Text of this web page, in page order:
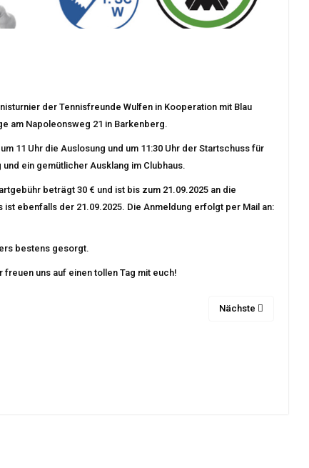
der Tennisfreunde Wulfen in Kooperation mit Blau
am Napoleonsweg 21 in Barkenberg.
11 Uhr die Auslosung und um 11:30 Uhr der Startschuss für
ein gemütlicher Ausklang im Clubhaus.
beträgt 30 € und ist bis zum 21.09.2025 an die
ebenfalls der 21.09.2025. Die Anmeldung erfolgt per Mail an:
bestens gesorgt.
uns auf einen tollen Tag mit euch!
Nächste